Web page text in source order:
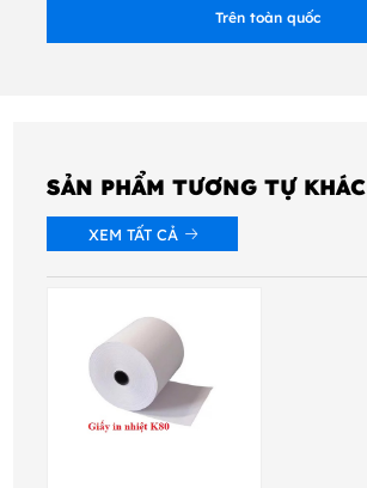
Trên toàn quốc
SẢN PHẨM TƯƠNG TỰ KHÁC
XEM TẤT CẢ